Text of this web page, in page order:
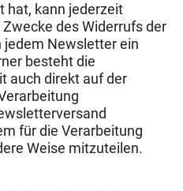
hat, kann jederzeit
des Widerrufs der
jedem Newsletter ein
besteht die
auch direkt auf der
für die Verarbeitung
Weise mitzuteilen.